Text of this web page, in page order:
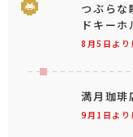
8月5日より
つぶらな
ドキーホ
9月1日より
満月珈